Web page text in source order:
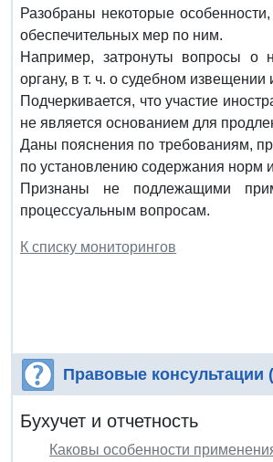
Разобраны некоторые
обеспечительных мер по ним.
Например, затронуты вопросы о
органу, в т. ч. о судебном
Подчеркивается, что участие
не является основанием для
Даны пояснения по требованиям,
по установлению содержания норм
Признаны не подлежащими
процессуальным вопросам.
К списку мониторингов
Правовые консультации
Бухучет и отчетность
Каковы особенности